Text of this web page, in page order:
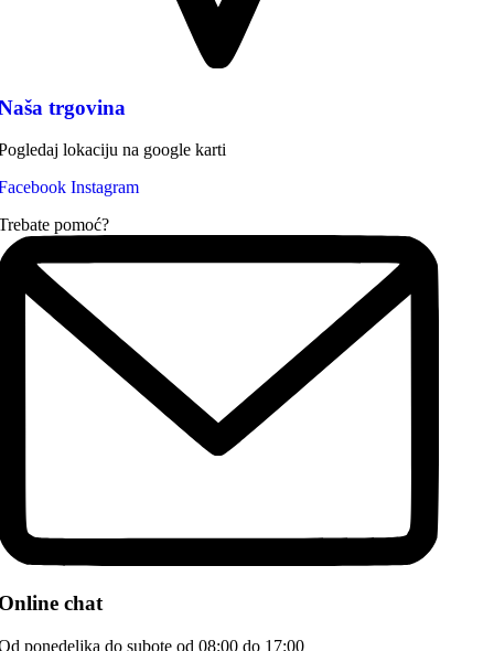
trgovina
lokaciju na google karti
Instagram
pomoć?
chat
ponedeljka do subote od 08:00 do 17:00